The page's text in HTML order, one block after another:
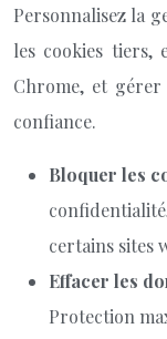
Personnalisez la
les cookies tiers,
Chrome, et
confiance.
Bloquer les
certains sites
Effacer les
Protection